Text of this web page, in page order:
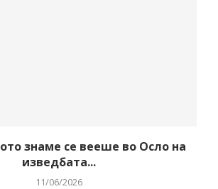
знаме се вееше во Осло на
изведбата...
11/06/2026